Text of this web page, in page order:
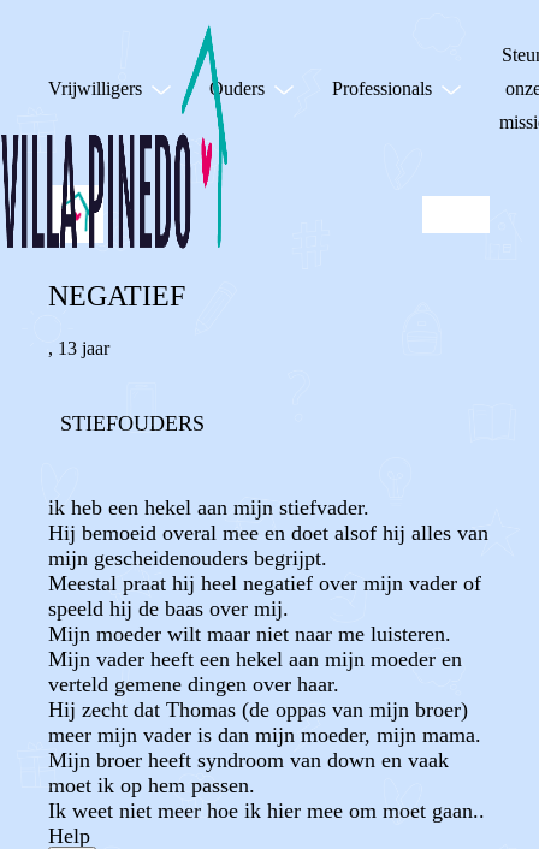
Vrijwilligers Ouders Professionals
NEGATIEF
, 13 jaar
STIEFOUDERS
ik heb een hekel aan mijn stiefvader.
Hij bemoeid overal mee en doet alsof hij alles van
mijn gescheidenouders begrijpt.
Meestal praat hij heel negatief over mijn vader of
speeld hij de baas over mij.
Mijn moeder wilt maar niet naar me luisteren.
Mijn vader heeft een hekel aan mijn moeder en
verteld gemene dingen over haar.
Hij zecht dat Thomas (de oppas van mijn broer)
meer mijn vader is dan mijn moeder, mijn mama.
Mijn broer heeft syndroom van down en vaak
moet ik op hem passen.
Ik weet niet meer hoe ik hier mee om moet gaan..
Help